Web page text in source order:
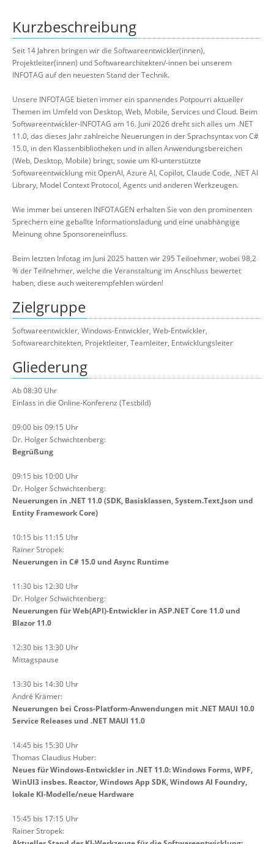
Kurzbeschreibung
Seit 14 Jahren bringen wir die Softwareentwickler(innen),
Projektleiter(innen) und Softwarearchitekten/-innen bei unserem
INFOTAG auf den neuesten Stand der Technik.
Unsere INFOTAGE bieten immer ein spannendes Potpourri aktueller
Themen im Umfeld von Desktop, Web, Mobile, Services und Cloud. Beim
Softwareentwickler-INFOTAG am 16. Juni 2026 dreht sich alles um .NET
11.0, das dieses Jahr zahlreiche Neuerungen in der Sprachsyntax von C#
15.0, in den Klassenbibliotheken und in allen Anwendungsbereichen
(Web, Desktop, Mobile) bringt, sowie um KI-unterstützte
Softwareentwicklung mit OpenAI, Azure AI, Copilot, Claude Code, .NET AI
Library, Model Context Protocol, Agents und anderen Werkzeugen.
Wie immer bei unseren INFOTAGEN erhalten Sie von den prominenten
Sprechern eine geballte Informationsladung und eine unabhängige
Meinung ohne Sponsoreneinfluss.
Beim letzten Infotag im Juni 2025 hatten wir 295 Teilnehmer, wobei 98,2
% der Teilnehmer, welche die Veranstaltung im Anschluss bewertet
haben, diese auch weiterempfehlen würden!
Zielgruppe
Softwareentwickler, Windows-Entwickler, Web-Entwickler,
Softwarearchitekten, Projektleiter, Teamleiter, Entwicklungsleiter
Gliederung
Ab 08:30 Uhr
Einlass in die Online-Konferenz (Testbild)
09:00 bis 09:15 Uhr
Dr. Holger Schwichtenberg:
Begrüßung
09:15 bis 10:00 Uhr
Dr. Holger Schwichtenberg:
Neuerungen in .NET 11.0 (SDK, Basisklassen, System.Text.Json und
Entity Framework Core)
10:15 bis 11:15 Uhr
Rainer Stropek:
Neuerungen in C# 15.0 und Async Runtime
11:30 bis 12:30 Uhr
Dr. Holger Schwichtenberg:
Neuerungen für Web(API)-Entwickler in ASP.NET Core 11.0 und
Blazor 11.0
12:30 bis 13:30 Uhr
Mittagspause
13:30 bis 14:30 Uhr
André Krämer:
Neuerungen bei Cross-Platform-Anwendungen mit .NET MAUI 10.0
Service Releases und .NET MAUI 11.0
14:45 bis 15:30 Uhr
Thomas Claudius Huber:
Neues für Windows-Entwickler in .NET 11.0: Windows Forms, WPF,
WinUI3 insbes. Reactor, Windows App SDK, Windows AI Foundry,
lokale KI-Modelle/neue Hardware
15:45 bis 17:15 Uhr
Rainer Stropek: